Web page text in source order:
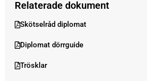
Relaterade dokument
Skötselråd diplomat
Diplomat dörrguide
Trösklar